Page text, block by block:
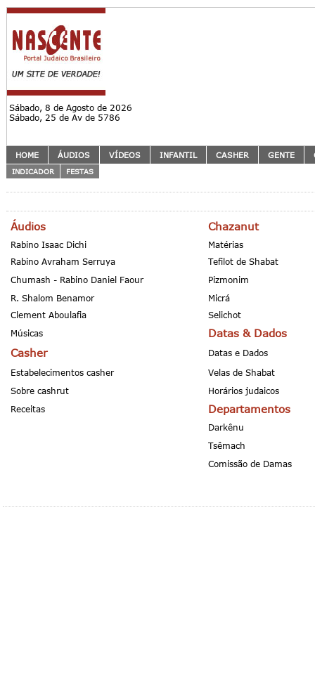
Sábado, 8 de Agosto de 2026
Sábado, 25 de Av de 5786
HOME ÁUDIOS VÍDEOS INFANTIL CASHER GENTE
INDICADOR FESTAS
Áudios Chazanut
Rabino Isaac Dichi
Matérias
Rabino Avraham Serruya
Tefilot de Shabat
Chumash - Rabino Daniel Faour
Pizmonim
R. Shalom Benamor
Micrá
Clement Aboulafia
Selichot
Músicas
Datas & Dados
Casher
Datas e Dados
Estabelecimentos casher
Velas de Shabat
Sobre cashrut
Horários judaicos
Receitas
Departamentos
Darkênu
Tsêmach
Comissão de Damas